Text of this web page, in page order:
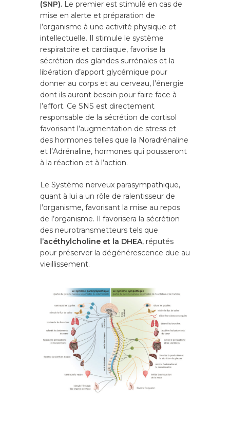
(SNP).Le premier est stimulé en cas de
mise en alerte et préparation de
l’organisme à une activité physique et
intellectuelle. Il stimule le système
respiratoire et cardiaque, favorise la
sécrétion des glandes surrénales et la
libération d’apport glycémique pour
donner au corps et au cerveau, l’énergie
dont ils auront besoin pour faire face à
l’effort. Ce SNS est directement
responsable de la sécrétion de cortisol
favorisant l’augmentation de stress et
des hormones telles que la Noradrénaline
et l’Adrénaline, hormones qui pousseront
à la réaction et à l’action.
Le Système nerveux parasympathique,
quant à lui a un rôle de ralentisseur de
l’organisme, favorisant la mise au repos
de l’organisme. Il favorisera la sécrétion
des neurotransmetteurs tels que
l’acéthylcholine et la DHEA, réputés
pour préserver la dégénérescence due au
vieillissement.